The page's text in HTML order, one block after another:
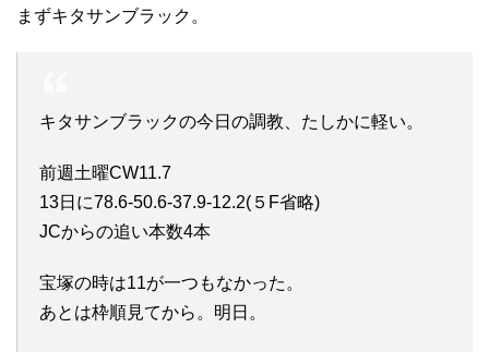
まずキタサンブラック。
キタサンブラックの今日の調教、たしかに軽い。
前週土曜CW11.7
13日に78.6-50.6-37.9-12.2(５F省略)
JCからの追い本数4本
宝塚の時は11が一つもなかった。
あとは枠順見てから。明日。